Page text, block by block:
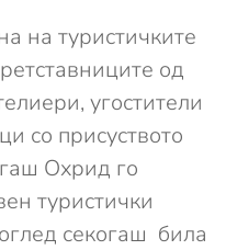
на туристичките
од
угостители
со присуството
Охрид го
туристички
секогаш била